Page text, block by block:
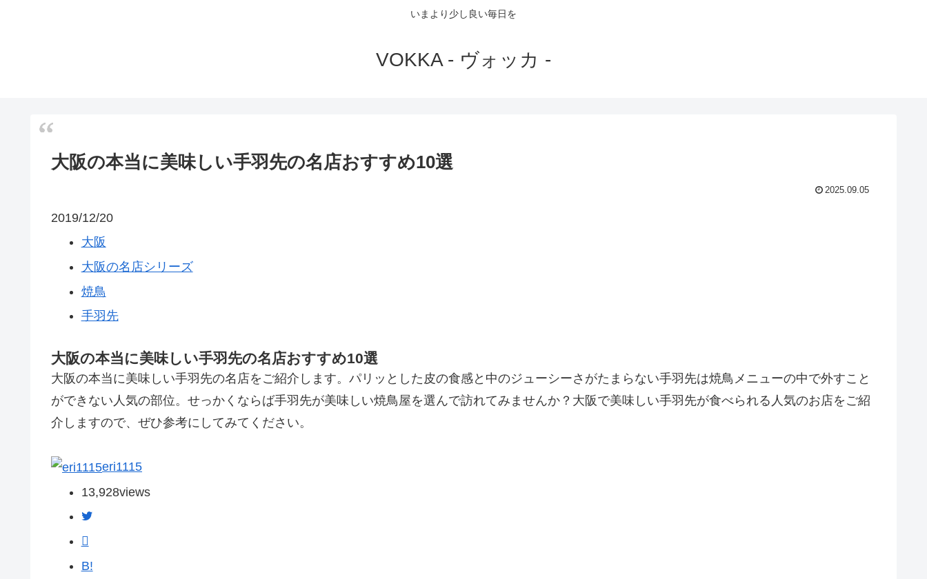
いまより少し良い毎日を
VOKKA - ヴォッカ -
大阪の本当に美味しい手羽先の名店おすすめ10選
2025.09.05
2019/12/20
大阪
大阪の名店シリーズ
焼鳥
手羽先
大阪の本当に美味しい手羽先の名店おすすめ10選
大阪の本当に美味しい手羽先の名店をご紹介します。パリッとした皮の食感と中のジューシーさがたまらない手羽先は焼鳥メニューの中で外すこと
ができない人気の部位。せっかくならば手羽先が美味しい焼鳥屋を選んで訪れてみませんか？大阪で美味しい手羽先が食べられる人気のお店をご紹
介しますので、ぜひ参考にしてみてください。
eri1115
13,928views
B!